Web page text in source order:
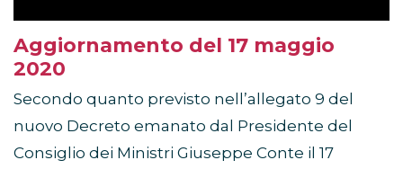
Aggiornamento del 17 maggio
2020
Secondo quanto previsto nell’allegato 9 del
nuovo Decreto emanato dal Presidente del
Consiglio dei Ministri Giuseppe Conte il 17